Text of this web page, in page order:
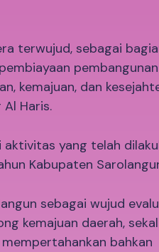
terwujud, sebagai
kemajuan, dan
Haris.
yang telah
Kabupaten
sebagai wujud
kemajuan daerah,
bahkan